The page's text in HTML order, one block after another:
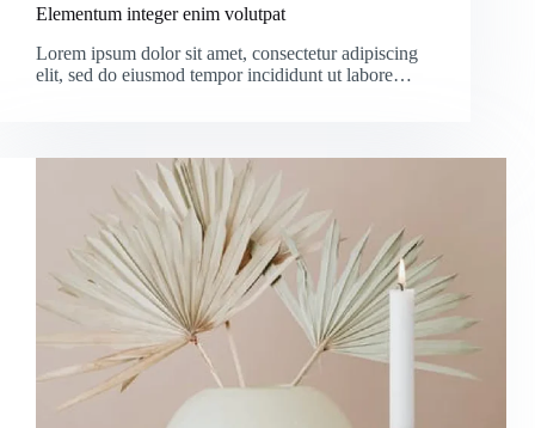
Elementum integer enim volutpat
Lorem ipsum dolor sit amet, consectetur adipiscing
elit, sed do eiusmod tempor incididunt ut labore…